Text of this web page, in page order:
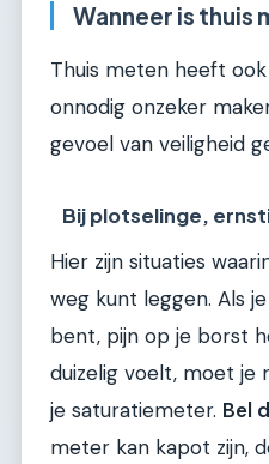
Wanneer is thuis
Thuis meten heeft
onnodig onzeker
gevoel van veiligheid
Bij plotselinge,
Hier zijn situaties
weg kunt leggen. Als
bent, pijn op je borst
duizelig voelt, moet je
je saturatiemeter. Bel
meter kan kapot zijn,